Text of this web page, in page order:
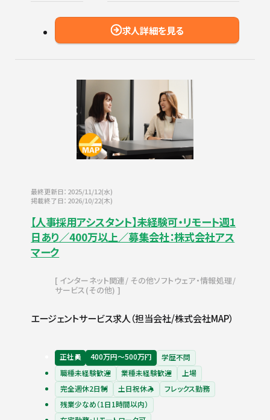
求人詳細を見る
最終更新日：2025/11/12(水)
掲載終了日：2026/10/22(木)
【人事採用アシスタント】未経験可・リモート週1
日あり／400万以上／募集会社：株式会社アス
マーク
インターネット関連 その他ソフトウェア・情報処理
サービス(その他)
エージェントサービス求人（担当会社/株式会社MAP）
正社員 400万円〜500万円
学歴不問
職種未経験歓迎
業種未経験歓迎
上場
完全週休2日制
土日祝休み
フレックス勤務
残業少なめ（1日1時間以内）